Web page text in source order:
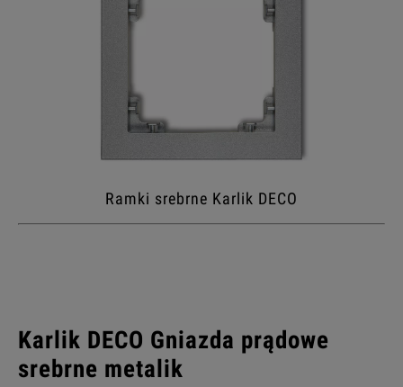
Ramki srebrne Karlik DECO
Karlik DECO Gniazda prądowe
srebrne metalik